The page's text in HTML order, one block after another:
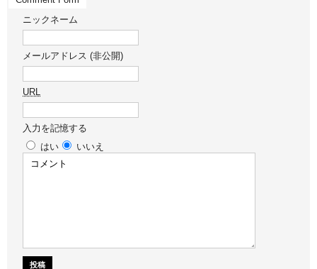
ニックネーム
メールアドレス (非公開)
URL
入力を記憶する
はい
いいえ